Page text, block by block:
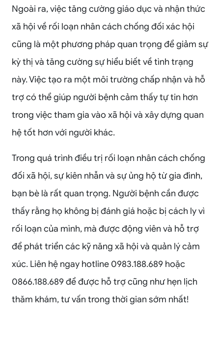
Ngoài ra, việc tăng cường giáo dục và nhận thức
xã hội về rối loạn nhân cách chống đối xác hội
cũng là một phương pháp quan trọng để giảm sự
kỳ thị và tăng cường sự hiểu biết về tình trạng
này. Việc tạo ra một môi trường chấp nhận và hỗ
trợ có thể giúp người bệnh cảm thấy tự tin hơn
trong việc tham gia vào xã hội và xây dựng quan
hệ tốt hơn với người khác.
Trong quá trình điều trị rối loạn nhân cách chống
đối xã hội, sự kiên nhẫn và sự ủng hộ từ gia đình,
bạn bè là rất quan trọng. Người bệnh cần được
thấy rằng họ không bị đánh giá hoặc bị cách ly vì
rối loạn của mình, mà được động viên và hỗ trợ
để phát triển các kỹ năng xã hội và quản lý cảm
xúc. Liên hệ ngay hotline 0983.188.689 hoặc
0866.188.689 để được hỗ trợ cũng như hẹn lịch
thăm khám, tư vấn trong thời gian sớm nhất!